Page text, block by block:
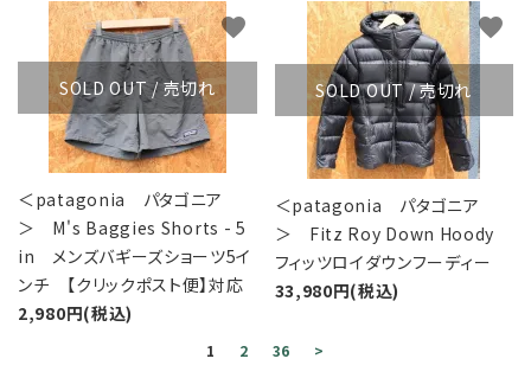
SOLD OUT / 売切れ
＜patagonia パタゴニア
＞ M's Baggies Shorts - 5
in メンズバギーズショーツ5イ
ンチ 【クリックポスト便】対応
2,980円(税込)
favorite
SOLD OUT / 売切れ
＜patagonia パタゴニア
＞ Fitz Roy Down Hoody
フィッツロイダウンフーディー
33,980円(税込)
favorite
1 2 36
>